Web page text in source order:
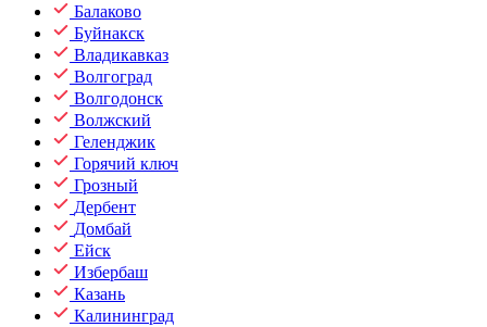
Балаково
Буйнакск
Владикавказ
Волгоград
Волгодонск
Волжский
Геленджик
Горячий ключ
Грозный
Дербент
Домбай
Ейск
Избербаш
Казань
Калининград